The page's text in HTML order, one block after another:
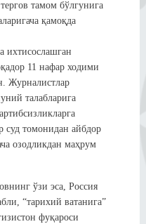
тамом бўлгунига
қамоқда
ихтисослашган
11 нафар ходими
Журналистлар
талабларига
суд томонидан айбдор
озодликдан маҳрум
ўзи эса, Россия
“тарихий ватанига”
фуқароси